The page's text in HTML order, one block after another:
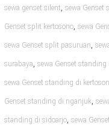
sewa genset silent, sewa Genset
Genset split kertosono, sewa
sewa Genset split pasuruan,
surabaya, sewa Genset standing
sewa Genset standing di
Genset standing di nganjuk,
standing di sidoarjo, sewa